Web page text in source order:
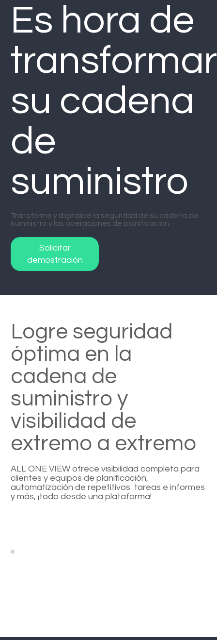
Logre seguridad
óptima en la
cadena de
suministro y
visibilidad de
extremo a extremo
ALL ONE VIEW ofrece visibilidad completa para
clientes y equipos de planificación,
automatización de repetitivos tareas e informes
y más, ¡todo desde una plataforma!
Es hora de
su cadena
de
suministro
Transforme y digitalice la seguridad de su cadena de
suministro y las operaciones de planificación.
Solicitar
demostración